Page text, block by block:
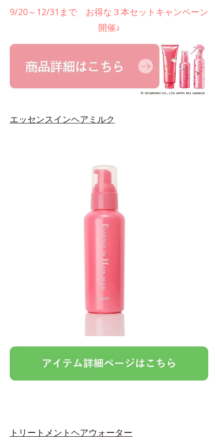
9/20～12/31まで お得な３本セットキャンペーン
開催♪
エッセンスインヘアミルク
トリートメントヘアウォーター